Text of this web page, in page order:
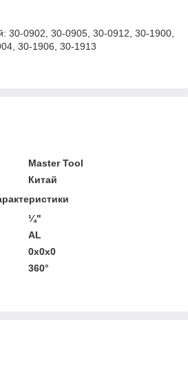
30-0902, 30-0905, 30-0912, 30-1900,
30-1906, 30-1913
Master Tool
Китай
¼"
AL
0x0x0
360°